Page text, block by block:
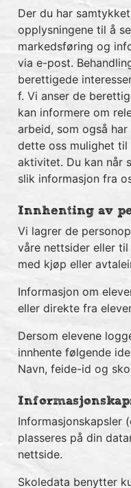
Der du har
opplysningene til å
markedsføring og
via e-post.
berettigede
f. Vi anser de
kan informere om
arbeid, som også
dette oss mulighet til
aktivitet. Du kan når
slik informasjon fra
Innhenting av
Vi lagrer de
våre nettsider eller
med kjøp eller
Informasjon om
eller direkte fra
Dersom elevene
innhente følgende
Navn, feide-id og
Informasjonskapsler
plasseres på din
nettside.
Skoledata benytter